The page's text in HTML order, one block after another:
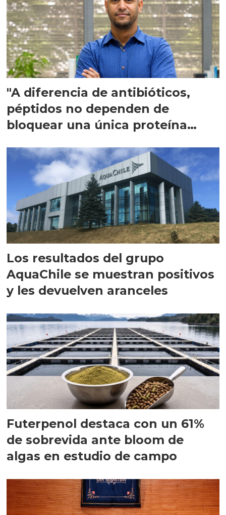
"A diferencia de antibióticos,
péptidos no dependen de
bloquear una única proteína
Los resultados del grupo
AquaChile se muestran positivos
y les devuelven aranceles
Futerpenol destaca con un 61%
de sobrevida ante bloom de
algas en estudio de campo